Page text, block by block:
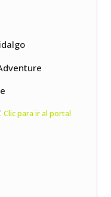
Clic para ir al portal